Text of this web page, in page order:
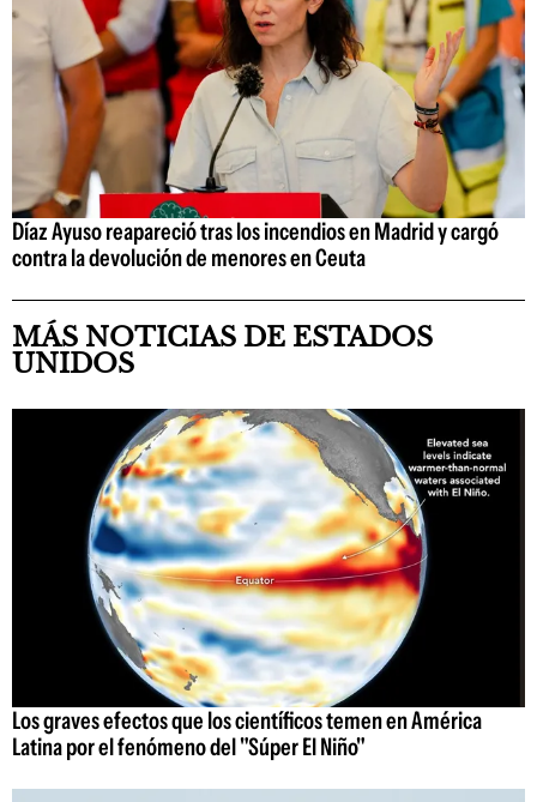
Díaz Ayuso reapareció tras los incendios en Madrid y cargó
contra la devolución de menores en Ceuta
MÁS NOTICIAS DE ESTADOS
UNIDOS
Los graves efectos que los científicos temen en América
Latina por el fenómeno del "Súper El Niño"